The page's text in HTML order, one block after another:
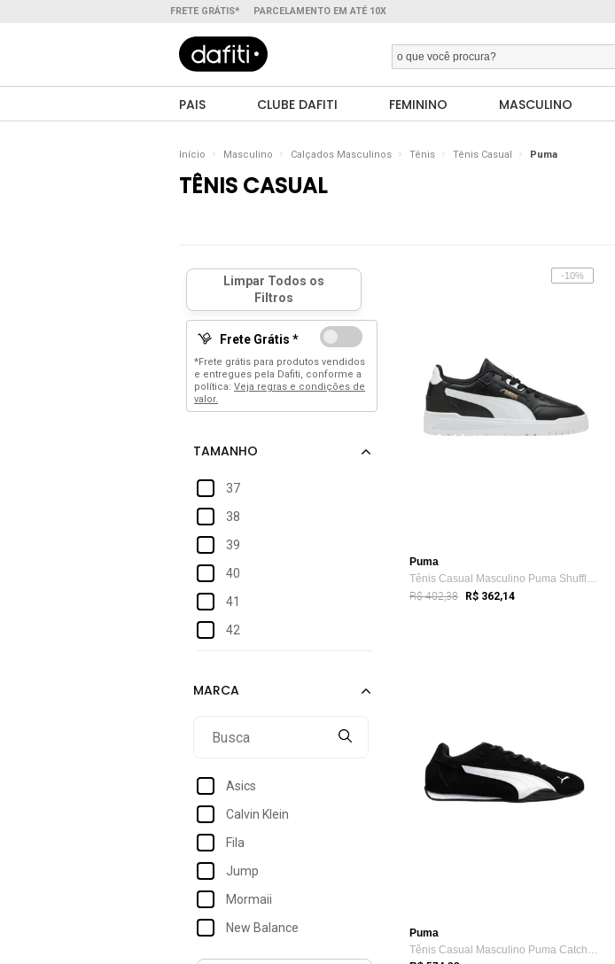
FRETE GRÁTIS* PARCELAMENTO EM ATÉ 10X
PAIS CLUBE DAFITI FEMININO MASCULINO
Início Masculino Calçados Masculinos Tênis Tênis Casual Puma
TÊNIS CASUAL
Frete Grátis *
*Frete grátis para produtos vendidos
e entregues pela Dafiti, conforme a
política: Veja regras e condições de
valor.
37
38
39
40
41
42
44
Asics
Calvin Klein
Fila
Jump
Mormaii
New Balance
Ollie
-10%
Puma
Tênis Casual Masculino Puma Shuffle Down...
R$ 402,38 R$ 362,14
Puma
Tênis Casual Masculino Puma Catch Sd Preto